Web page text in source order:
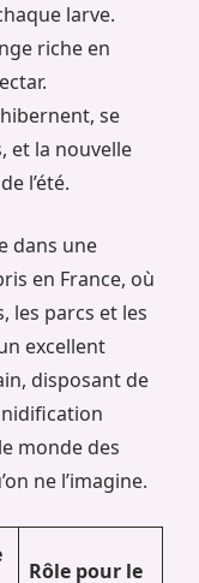
larve.
riche en
se
et la nouvelle
l’été.
dans une
en France, où
les parcs et les
excellent
disposant de
monde des
ne l’imagine.
Rôle pour le